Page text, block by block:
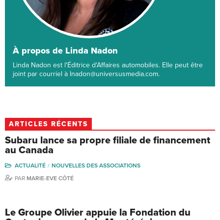
À propos de Linda Nadon
Linda Nadon est l'Éditrice d'Affaires automobiles. Elle peut être
joint par courriel à lnadon@universusmedia.com.
ARTICLES RÉCENTS
Subaru lance sa propre filiale de financement
au Canada
ACTUALITÉ
NOUVELLES DES ASSOCIATIONS
PAR MARIE-EVE CÔTÉ
Le Groupe Olivier appuie la Fondation du